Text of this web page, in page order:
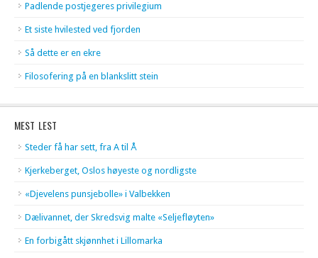
Padlende postjegeres privilegium
Et siste hvilested ved fjorden
Så dette er en ekre
Filosofering på en blankslitt stein
MEST LEST
Steder få har sett, fra A til Å
Kjerkeberget, Oslos høyeste og nordligste
«Djevelens punsjebolle» i Valbekken
Dælivannet, der Skredsvig malte «Seljefløyten»
En forbigått skjønnhet i Lillomarka